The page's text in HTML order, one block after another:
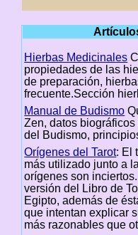
Hierbas Medicinales
propiedades de las
de preparación,
frecuente.Sección
Manual de Budismo
Zen, datos
del Budismo,
Orígenes del Tarot: El
más utilizado junto a
orígenes son
versión del Libro de
Egipto, además de
que intentan explicar
más razonables que